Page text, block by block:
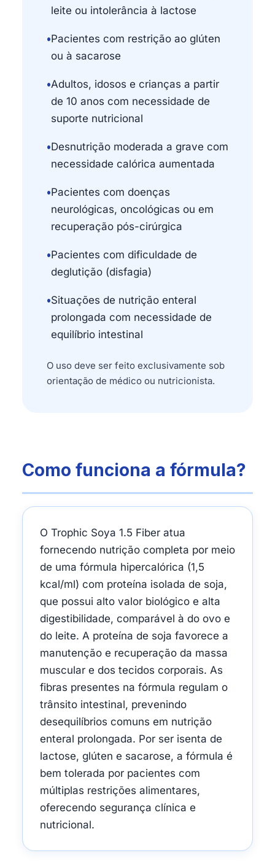
leite ou intolerância à lactose
•Pacientes com restrição ao glúten
ou à sacarose
•Adultos, idosos e crianças a partir
de 10 anos com necessidade de
suporte nutricional
•Desnutrição moderada a grave com
necessidade calórica aumentada
•Pacientes com doenças
neurológicas, oncológicas ou em
recuperação pós-cirúrgica
•Pacientes com dificuldade de
deglutição (disfagia)
•Situações de nutrição enteral
prolongada com necessidade de
equilíbrio intestinal
O uso deve ser feito exclusivamente sob
orientação de médico ou nutricionista.
Como funciona a fórmula?
O Trophic Soya 1.5 Fiber atua
fornecendo nutrição completa por meio
de uma fórmula hipercalórica (1,5
kcal/ml) com proteína isolada de soja,
que possui alto valor biológico e alta
digestibilidade, comparável à do ovo e
do leite. A proteína de soja favorece a
manutenção e recuperação da massa
muscular e dos tecidos corporais. As
fibras presentes na fórmula regulam o
trânsito intestinal, prevenindo
desequilíbrios comuns em nutrição
enteral prolongada. Por ser isenta de
lactose, glúten e sacarose, a fórmula é
bem tolerada por pacientes com
múltiplas restrições alimentares,
oferecendo segurança clínica e
nutricional.